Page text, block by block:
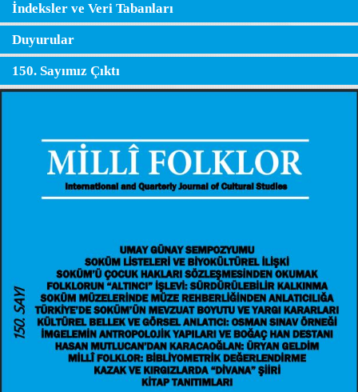
İndeksler ve Veri Tabanları
Duyurular
150. Sayımız Çıktı